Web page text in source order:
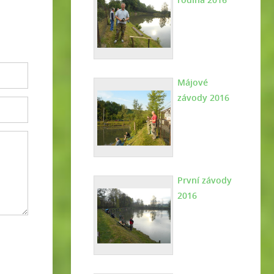
Májové
závody 2016
První závody
2016